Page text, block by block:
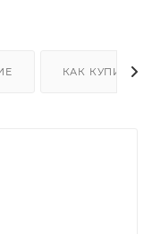
КАК КУПИТЬ